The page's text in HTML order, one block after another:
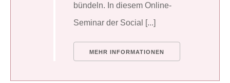
bündeln. In diesem Online-
Seminar der Social [...]
MEHR INFORMATIONEN